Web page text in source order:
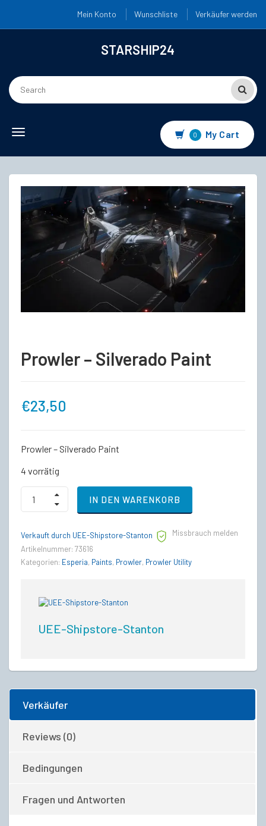
Mein Konto Wunschliste Verkäufer werden
STARSHIP24
Toggle
0 My Cart
Prowler – Silverado Paint
€23,50
Prowler – Silverado Paint
4 vorrätig
Prowler
Silverado
quantity
IN DEN WARENKORB
Verkauft durch UEE-Shipstore-Stanton
Missbrauch melden
Artikelnummer: 73616
Kategorien: Esperia, Paints, Prowler, Prowler Utility
UEE-Shipstore-Stanton
Verkäufer
Reviews (0)
Bedingungen
Fragen und Antworten